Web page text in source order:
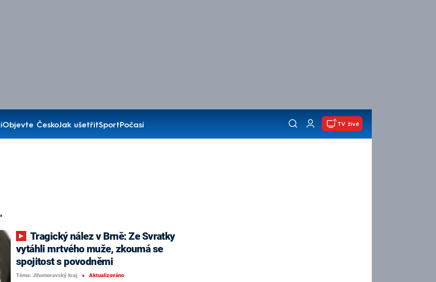
Objevte ČeskoJak ušetřitSportPočasí TV živě
vytáhli mrtvého muže, zkoumá se
spojitost s povodněmi
Téma: Jihomoravský kraj ■ Aktualizováno